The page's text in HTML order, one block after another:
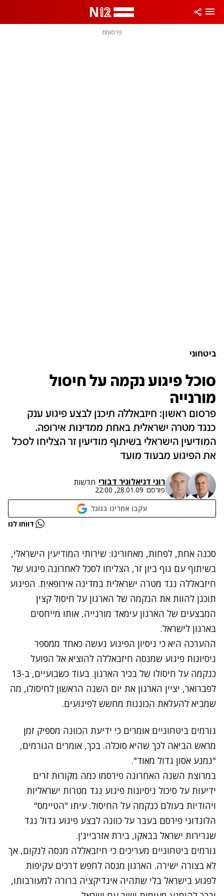
פרסומת
ביטחוני
סוכל פיגוע נקמה על חיסול
מורנייה
פרסום ראשון: חיזבאללה תיכנן לבצע פיגוע ענק
כנגד מטרה ישראלית באחת ממדינות אירופה.
המודיעין הישראלי בשיתוף מודיעין זר הצליחו לסכל
את הפיגוע מבעוד מועד
רוני דניאלוניר דבורי חדשות
פורסם: 28.01.09, 22:00
עקבו אחרינו בגוגל
נתקלנו בבעיה דווחו לנו
סכנה אחת, לפחות, מאחורינו: שירותי המודיעין הישראלי,
בשיתוף עם גוף ביון זר, הצליחו לסכל לאחרונה פיגוע של
חיזבאללה נגד מטרה ישראלית במדינה אירופאית. הפיגוע
תוכנן להוות את הנקמה של הארגון על חיסול קצין
המבצעים של הארגון עימאד מורנייה, אותו מייחסים
בארגון לישראל.
ההערכה היא כי ניסיון הפיגוע נעשה כאחד ממספר
ניסיונות פיגוע שמנסה חיזבאללה להוציא אל הפועל
כנקמה על חיסולו של בכיר הארגון. בעוד כשבועיים, ב-13
לפברואר, יציין הארגון את יום השנה הראשון לחיסולו, מה
שמביא להעלאת הכוננות מחשש לפיגועים.
גורמים ביטחוניים אומרים כי ידיעת הכוונה מספיק זמן
מראש הביאה לכך שהיא סוכלה. בכך, אומרים הגורמים,
"נמנע אסון גדול מאוד".
במרוצת השנה האחרונה פירסמו כמה מקורות זרים
ידיעות על סיכול ניסיונות פיגוע נגד מטרות ישראליות
ויהודיות בעולם כנקמה על החיסול. עיתו "הטיימס"
הלונדוני פירסם בעבר על כוונה לבצע פיגוע גדול נגד
שגרירות ישראל בבאקו, בירת אזרבייג'ן.
גורמים ביטחוניים מעריכים כי חיזבאללה מנסה לנקום, אך
לא בצורה ישירה. הארגון מנסה לחפש דרכים עקיפות
לפגוע בישראל בלי שתהיה אינדיקציה ברורה למעורבותו,